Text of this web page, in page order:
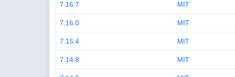
7.16.7 MIT
7.16.0 MIT
7.15.4 MIT
7.14.8 MIT